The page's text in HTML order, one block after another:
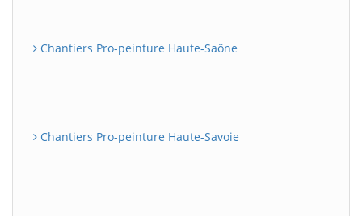
Chantiers Pro-peinture Haute-Saône
Chantiers Pro-peinture Haute-Savoie